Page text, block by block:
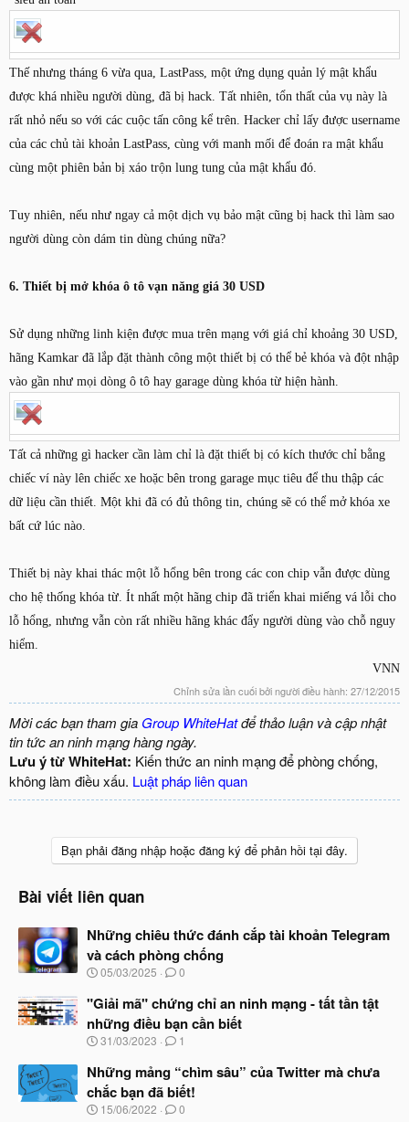
Thế nhưng tháng 6 vừa qua, LastPass, một ứng dụng quản lý mật khẩu
được khá nhiều người dùng, đã bị hack. Tất nhiên, tổn thất của vụ này là
rất nhỏ nếu so với các cuộc tấn công kể trên. Hacker chỉ lấy được username
của các chủ tài khoản LastPass, cùng với manh mối để đoán ra mật khẩu
cùng một phiên bản bị xáo trộn lung tung của mật khẩu đó.
Tuy nhiên, nếu như ngay cả một dịch vụ bảo mật cũng bị hack thì làm sao
người dùng còn dám tin dùng chúng nữa?
6. Thiết bị mở khóa ô tô vạn năng giá 30 USD
Sử dụng những linh kiện được mua trên mạng với giá chỉ khoảng 30 USD,
hãng Kamkar đã lắp đặt thành công một thiết bị có thể bẻ khóa và đột nhập
vào gần như mọi dòng ô tô hay garage dùng khóa từ hiện hành.
Tất cả những gì hacker cần làm chỉ là đặt thiết bị có kích thước chỉ bằng
chiếc ví này lên chiếc xe hoặc bên trong garage mục tiêu để thu thập các
dữ liệu cần thiết. Một khi đã có đủ thông tin, chúng sẽ có thể mở khóa xe
bất cứ lúc nào.
Thiết bị này khai thác một lỗ hổng bên trong các con chip vẫn được dùng
cho hệ thống khóa từ. Ít nhất một hãng chip đã triển khai miếng vá lỗi cho
lỗ hổng, nhưng vẫn còn rất nhiều hãng khác đẩy người dùng vào chỗ nguy
hiểm.
VNN
Chỉnh sửa lần cuối bởi người điều hành: 27/12/2015
Mời các bạn tham gia Group WhiteHatđể thảo luận và cập nhật
tin tức an ninh mạng hàng ngày.
Lưu ý từ WhiteHat: Kiến thức an ninh mạng để phòng chống,
không làm điều xấu. Luật pháp liên quan
Bạn phải đăng nhập hoặc đăng ký để phản hồi tại đây.
Bài viết liên quan
Những chiêu thức đánh cắp tài khoản Telegram
và cách phòng chống
N
à
b
ắ
đ
ầ
u
05/03/2025 0
"Giải mã" chứng chỉ an ninh mạng - tất tần tật
những điều bạn cần biết
N
à
b
ắ
31/03/2023 1
Những mảng “chìm sâu” của Twitter mà chưa
chắc bạn đã biết!
N
15/06/2022 0